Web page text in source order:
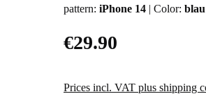
pattern: iPhone 14 | Color: blau
€29.90
Prices incl. VAT plus shipping